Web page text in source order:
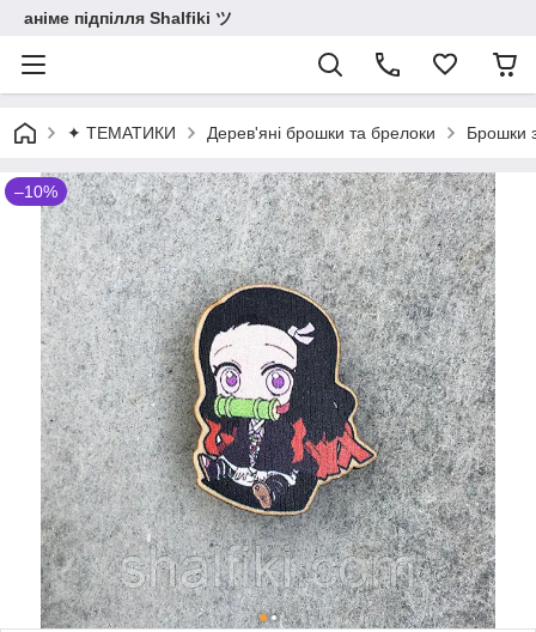
аніме підпілля Shalfiki ツ
✦ ТЕМАТИКИ Дерев'яні брошки та брелоки Брошки
–10%